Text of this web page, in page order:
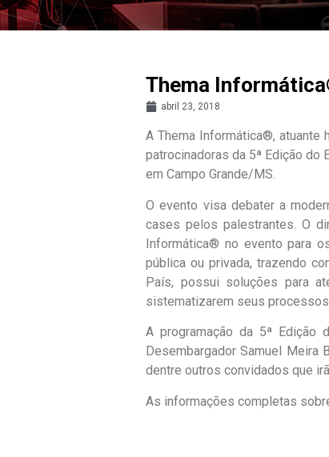
Thema
abril 23, 2018
A Thema Informática®, atuante
patrocinadoras da 5ª Edição do
em Campo Grande/MS.
O evento visa debater a
cases pelos palestrantes. O
Informática® no evento para
pública ou privada, trazendo
País, possui soluções para
sistematizarem seus
A programação da 5ª Edição
Desembargador Samuel Meira
dentre outros convidados que
As informações completas